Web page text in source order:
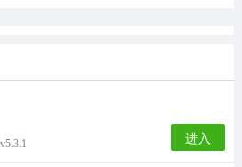
v5.3.1 进入